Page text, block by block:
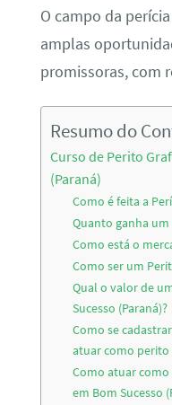
O campo da
amplas
promissoras, com
Resumo do
Curso de Perito
(Paraná)
Como é feita a
Quanto ganha
Como está o
Como ser um
Qual o valor de
Sucesso (Paraná)?
Como se
atuar como perito
Como atuar
em Bom Sucesso